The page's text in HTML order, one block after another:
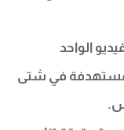
الواحد
في شتى